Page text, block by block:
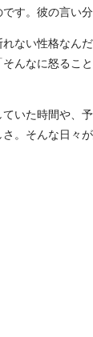
す。彼の言い
れない性格なん
んなに怒るこ
いた時間や、
。そんな日々